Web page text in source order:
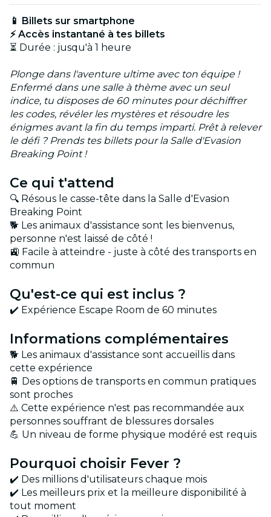
📱 Billets sur smartphone
⚡ Accès instantané à tes billets
⏳ Durée : jusqu'à 1 heure
Plonge dans l'aventure ultime avec ton équipe !
Enfermé dans une salle à thème avec un seul
indice, tu disposes de 60 minutes pour déchiffrer
les codes, révéler les mystères et résoudre les
énigmes avant la fin du temps imparti. Prêt à relever
le défi ? Prends tes billets pour la Salle d'Evasion
Breaking Point !
Ce qui t'attend
🔍 Résous le casse-tête dans la Salle d'Evasion
Breaking Point
🐕 Les animaux d'assistance sont les bienvenus,
personne n'est laissé de côté !
🚉 Facile à atteindre - juste à côté des transports en
commun
Qu'est-ce qui est inclus ?
✔️ Expérience Escape Room de 60 minutes
Informations complémentaires
🐕 Les animaux d'assistance sont accueillis dans
cette expérience
🚆 Des options de transports en commun pratiques
sont proches
⚠️ Cette expérience n'est pas recommandée aux
personnes souffrant de blessures dorsales
💪 Un niveau de forme physique modéré est requis
Pourquoi choisir Fever ?
✔️ Des millions d'utilisateurs chaque mois
✔️ Les meilleurs prix et la meilleure disponibilité à
tout moment